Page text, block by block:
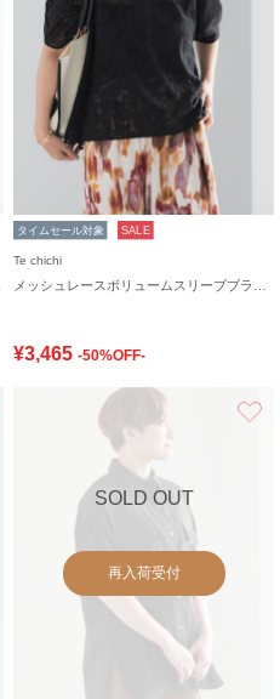
タイムセール対象 SALE
Te chichi
¥3,465 -50%OFF-
SOLD OUT
再入荷受付